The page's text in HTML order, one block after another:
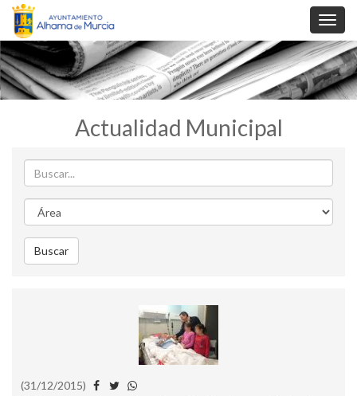
Actualidad Municipal
Buscar
Area
Buscar
(31/12/2015)